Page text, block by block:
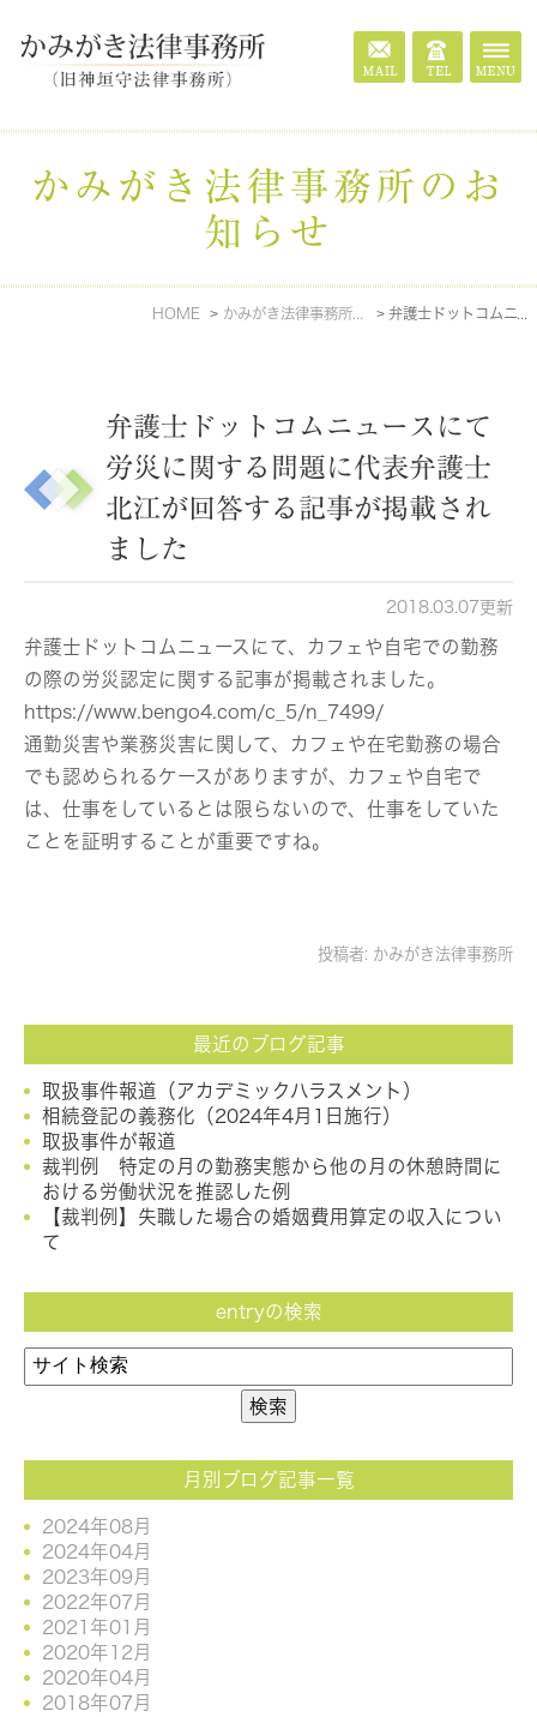
かみがき法律事務所のお
知らせ
HOME かみがき法律事務所のお知らせ
弁護士ドットコムニュースにて
労災に関する問題に代表弁護士
北江が回答する記事が掲載され
ました
2018.03.07更新
弁護士ドットコムニュースにて、カフェや自宅での勤務
の際の労災認定に関する記事が掲載されました。
https://www.bengo4.com/c_5/n_7499/
通勤災害や業務災害に関して、カフェや在宅勤務の場合
でも認められるケースがありますが、カフェや自宅で
は、仕事をしているとは限らないので、仕事をしていた
ことを証明することが重要ですね。
投稿者: かみがき法律事務所
最近のブログ記事
取扱事件報道（アカデミックハラスメント）
相続登記の義務化（2024年4月1日施行）
取扱事件が報道
裁判例 特定の月の勤務実態から他の月の休憩時間に
おける労働状況を推認した例
【裁判例】失職した場合の婚姻費用算定の収入につい
て
entryの検索
月別ブログ記事一覧
2024年08月
2024年04月
2023年09月
2022年07月
2021年01月
2020年12月
2020年04月
2018年07月